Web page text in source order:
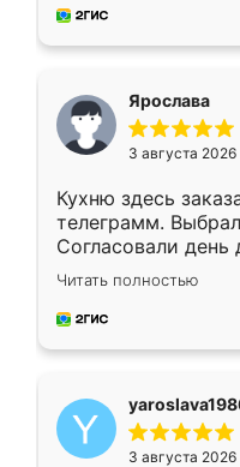
предложил по
Ярослава
3 августа 2026
Кухню здесь
телеграмм.
Согласовали день
недели кухня
довольны
мебель за
Читать полностью
3 августа 2026